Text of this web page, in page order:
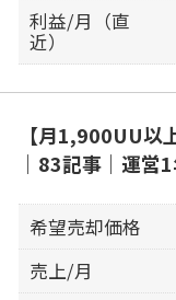
利益/月（直
近）
【月1,900UU以
｜83記事｜運営
希望売却価格
売上/月